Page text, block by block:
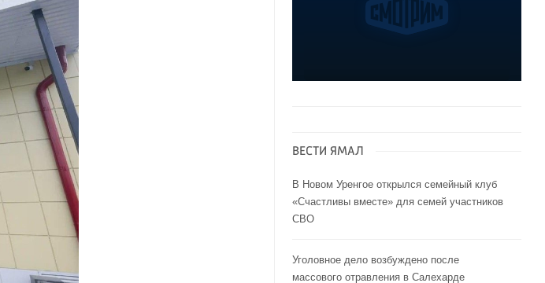
ВЕСТИ ЯМАЛ
В Новом Уренгое открылся семейный клуб
«Счастливы вместе» для семей участников
СВО
Уголовное дело возбуждено после
массового отравления в Салехарде